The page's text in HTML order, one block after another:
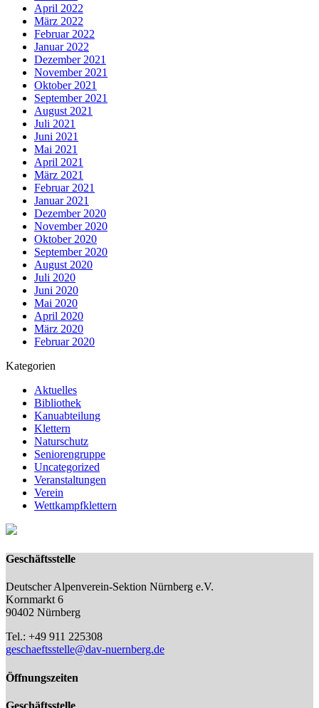
April 2022
März 2022
Februar 2022
Januar 2022
Dezember 2021
November 2021
Oktober 2021
September 2021
August 2021
Juli 2021
Juni 2021
Mai 2021
April 2021
März 2021
Februar 2021
Januar 2021
Dezember 2020
November 2020
Oktober 2020
September 2020
August 2020
Juli 2020
Juni 2020
Mai 2020
April 2020
März 2020
Februar 2020
Kategorien
Aktuelles
Bibliothek
Kanuabteilung
Klettern
Naturschutz
Seniorengruppe
Uncategorized
Veranstaltungen
Verein
Wettkampfklettern
Geschäftsstelle
Deutscher Alpenverein-Sektion Nürnberg e.V.
Kornmarkt 6
90402 Nürnberg
Tel.: +49 911 225308
geschaeftsstelle@dav-nuernberg.de
Öffnungszeiten
Geschäftsstelle